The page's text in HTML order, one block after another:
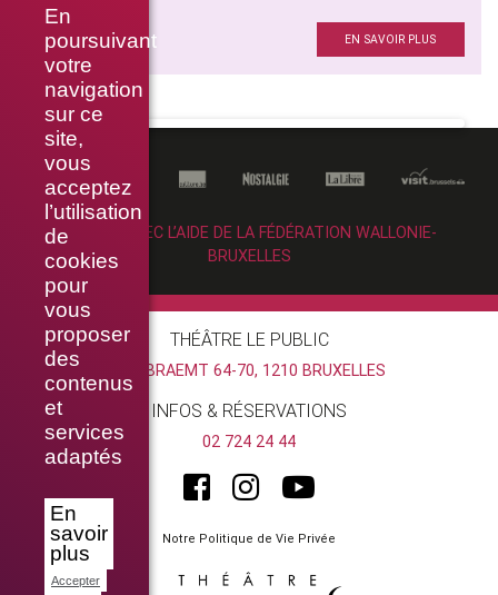
En
poursuivant
votre
navigation
sur ce
site,
vous
acceptez
l’utilisation
de
cookies
pour
vous
proposer
des
contenus
et
services
adaptés
En
savoir
plus
Accepter
BOX-OFFICE
Scénographie EN SAVOIR PLUS
RÉALISÉ AVEC L’AIDE DE LA FÉDÉRATION WALLONIE-
BRUXELLES
THÉÂTRE LE PUBLIC
RUE BRAEMT 64-70, 1210 BRUXELLES
INFOS & RÉSERVATIONS
02 724 24 44
Notre Politique de Vie Privée